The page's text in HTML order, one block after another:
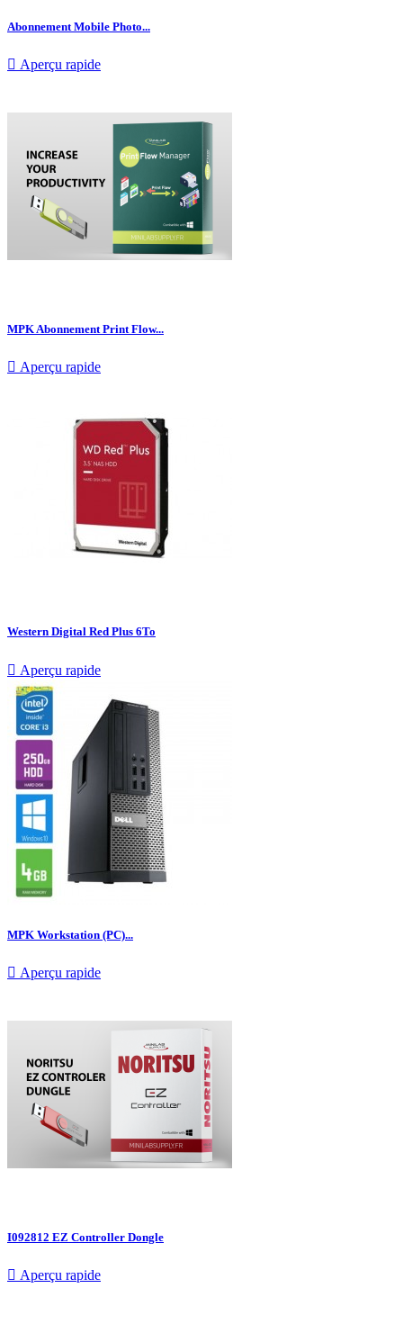
Abonnement Mobile Photo...
 Aperçu rapide
MPK Abonnement Print Flow...
 Aperçu rapide
Western Digital Red Plus 6To
 Aperçu rapide
MPK Workstation (PC)...
 Aperçu rapide
I092812 EZ Controller Dongle
 Aperçu rapide